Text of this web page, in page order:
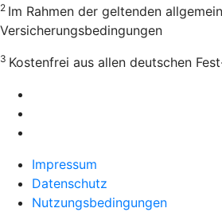
2 Im Rahmen der geltenden
Versicherungsbedingungen
3 Kostenfrei aus allen deutschen
Impressum
Datenschutz
Nutzungsbedingungen